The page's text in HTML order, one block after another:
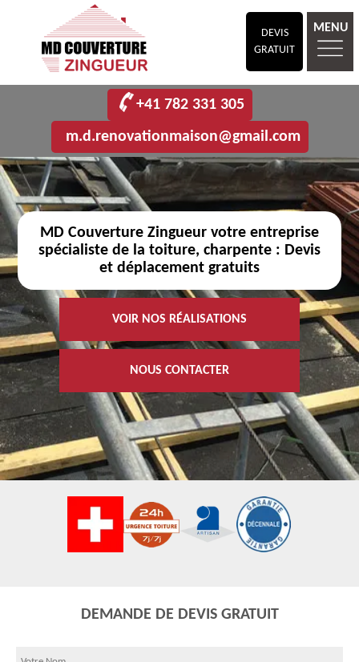
DEVIS
GRATUIT
MENU
+41 782 331 305
m.d.renovationmaison@gmail.com
MD Couverture Zingueur votre entreprise
spécialiste de la toiture, charpente : Devis
et déplacement gratuits
VOIR NOS RÉALISATIONS
NOUS CONTACTER
DEMANDE DE DEVIS GRATUIT